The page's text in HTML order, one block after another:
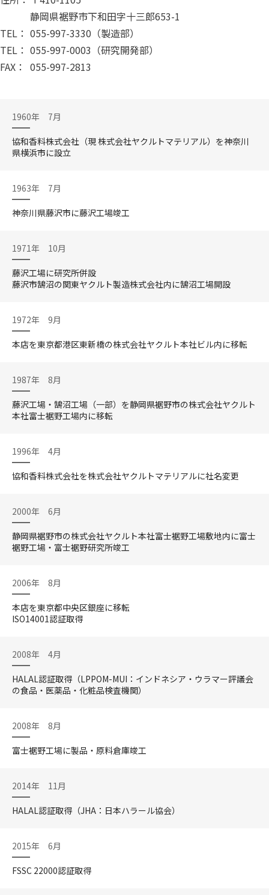
静岡県裾野市下和田字十三郎653-1
TEL： 055-997-3330（製造部）
TEL： 055-997-0003（研究開発部）
FAX：
055-997-2813
1960年 7月
協和香料株式会社（現 株式会社ヤクルトマテリアル）を神奈川
県横浜市に設立
1963年 7月
神奈川県藤沢市に藤沢工場竣工
1971年 10月
藤沢工場に研究所併設
藤沢市鵠沼の関東ヤクルト製造株式会社内に鵠沼工場開設
1972年 9月
本店を東京都港区東新橋の株式会社ヤクルト本社ビル内に移転
1987年 8月
藤沢工場・鵠沼工場（一部）を静岡県裾野市の株式会社ヤクルト
本社富士裾野工場内に移転
1996年 4月
協和香料株式会社を株式会社ヤクルトマテリアルに社名変更
2000年 6月
静岡県裾野市の株式会社ヤクルト本社富士裾野工場敷地内に富士
裾野工場・富士裾野研究所竣工
2006年 8月
本店を東京都中央区銀座に移転
ISO14001認証取得
2008年 4月
HALAL認証取得（LPPOM-MUI：インドネシア・ウラマー評議会
の食品・医薬品・化粧品検査機関）
2008年 8月
富士裾野工場に製品・原料倉庫竣工
2014年 11月
HALAL認証取得（JHA：日本ハラール協会）
2015年 6月
FSSC 22000認証取得